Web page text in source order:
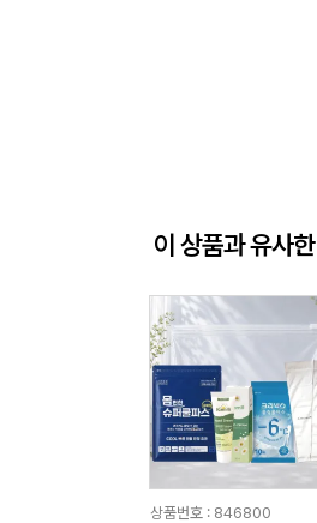
이 상품과 유사한
상품번호 : 846800